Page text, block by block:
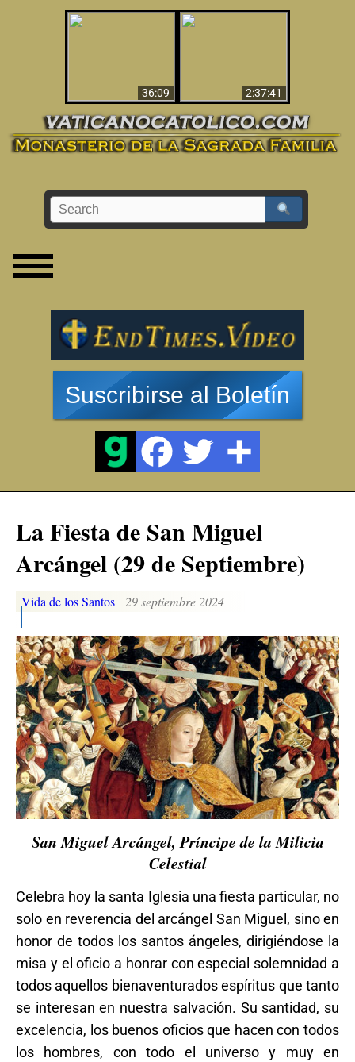
36:09
2:37:41
Suscribirse al Boletín
La Fiesta de San Miguel
Arcángel (29 de Septiembre)
Vida de los Santos 29 septiembre 2024
San Miguel Arcángel, Príncipe de la Milicia
Celestial
Celebra hoy la santa Iglesia una fiesta particular, no
solo en reverencia del arcángel San Miguel, sino en
honor de todos los santos ángeles, dirigiéndose la
misa y el oficio a honrar con especial solemnidad a
todos aquellos bienaventurados espíritus que tanto
se interesan en nuestra salvación. Su santidad, su
excelencia, los buenos oficios que hacen con todos
los hombres, con todo el universo y muy en